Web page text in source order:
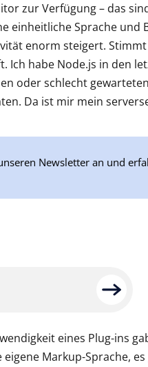
zur Verfügung – das
einheitliche Sprache und
enorm steigert.
Ich habe Node.js in den
oder schlecht
Da ist mir mein
Newsletter an und
eines Plug-ins
Markup-Sprache,